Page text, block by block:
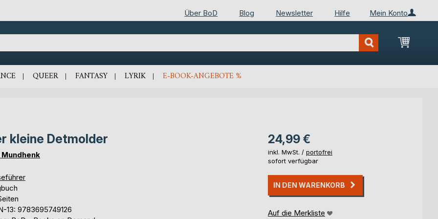
Mein Konto
Über BoD Blog Newsletter Hilfe
Mein
QUEER FANTASY LYRIK E-BOOK-ANGEBOTE %
kleine Detmolder
Mundhenk
13: 9783695749126
24,99 €
inkl. MwSt. / portofrei
sofort verfügbar
IN DEN WARENKORB
Auf die Merkliste